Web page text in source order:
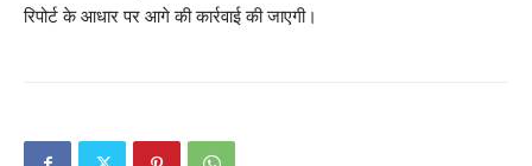
रिपोर्ट के आधार पर आगे की कार्रवाई की जाएगी।